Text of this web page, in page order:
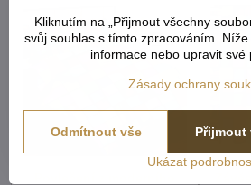
Kliknutím na „Přijmout všechny
svůj souhlas s tímto zpracováním.
informace nebo upravit své
Zásady ochrany
Ukázat
Přijmout
Odmítnout vše